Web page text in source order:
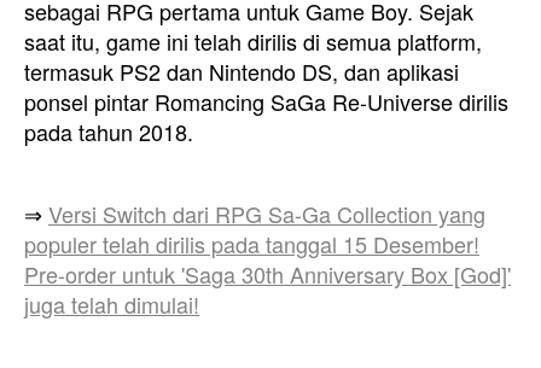
sebagai RPG pertama untuk Game Boy. Sejak
saat itu, game ini telah dirilis di semua platform,
termasuk PS2 dan Nintendo DS, dan aplikasi
ponsel pintar Romancing SaGa Re-Universe dirilis
pada tahun 2018.
⇒Versi Switch dari RPG Sa-Ga Collection yang
populer telah dirilis pada tanggal 15 Desember!
Pre-order untuk 'Saga 30th Anniversary Box [God]'
juga telah dimulai!